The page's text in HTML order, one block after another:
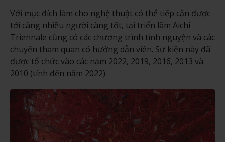
Với mục đích làm cho nghệ thuật có thể tiếp cận được
tới càng nhiều người càng tốt, tại triển lãm Aichi
Triennale cũng có các chương trình tình nguyện và các
chuyến tham quan có hướng dẫn viên. Sự kiện này đã
được tổ chức vào các năm 2022, 2019, 2016, 2013 và
2010 (tính đến năm 2022).